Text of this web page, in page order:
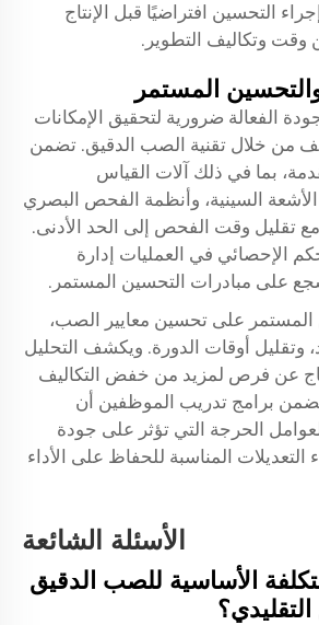
التحسين افتراضيًا قبل الإنتاج
وقت وتكاليف التطوير.
المستمر
الفعالة ضرورية لتحقيق الإمكانات
من خلال تقنية الصب الدقيق. تضمن
بما في ذلك آلات القياس
السينية، وأنظمة الفحص البصري
تقليل وقت الفحص إلى الحد الأدنى.
الإحصائي في العمليات إدارة
على مبادرات التحسين المستمر.
المستمر على تحسين معايير الصب،
وتقليل أوقات الدورة. ويكشف التحليل
عن فرص لمزيد من خفض التكاليف
برامج تدريب الموظفين أن
الحرجة التي تؤثر على جودة
المناسبة للحفاظ على الأداء
الأسئلة الشائعة
الأساسية للصب الدقيق
التقليدي؟